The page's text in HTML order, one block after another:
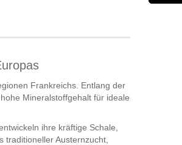
Frankreichs. Entlang der
Mineralstoffgehalt für ideale
ihre kräftige Schale,
traditioneller Austernzucht,